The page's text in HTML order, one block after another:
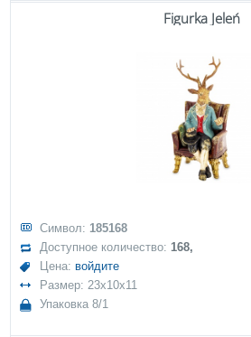
Figurka Jeleń
Символ: 185168
Доступное количество:168,
Цена: войдите
Размер: 23x10x11
Упаковка 8/1